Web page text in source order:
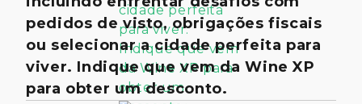
pedidos de visto, obrigações fiscais
ou selecionar a cidade perfeita para
viver. Indique que vem da Wine XP
para obter um desconto.